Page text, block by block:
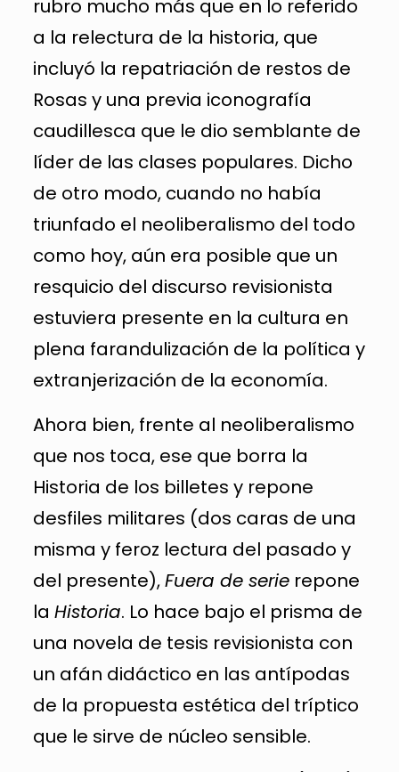
rubro mucho más que en lo referido
a la relectura de la historia, que
incluyó la repatriación de restos de
Rosas y una previa iconografía
caudillesca que le dio semblante de
líder de las clases populares. Dicho
de otro modo, cuando no había
triunfado el neoliberalismo del todo
como hoy, aún era posible que un
resquicio del discurso revisionista
estuviera presente en la cultura en
plena farandulización de la política y
extranjerización de la economía.
Ahora bien, frente al neoliberalismo
que nos toca, ese que borra la
Historia de los billetes y repone
desfiles militares (dos caras de una
misma y feroz lectura del pasado y
del presente),Fuera de serierepone
la Historia. Lo hace bajo el prisma de
una novela de tesis revisionista con
un afán didáctico en las antípodas
de la propuesta estética del tríptico
que le sirve de núcleo sensible.